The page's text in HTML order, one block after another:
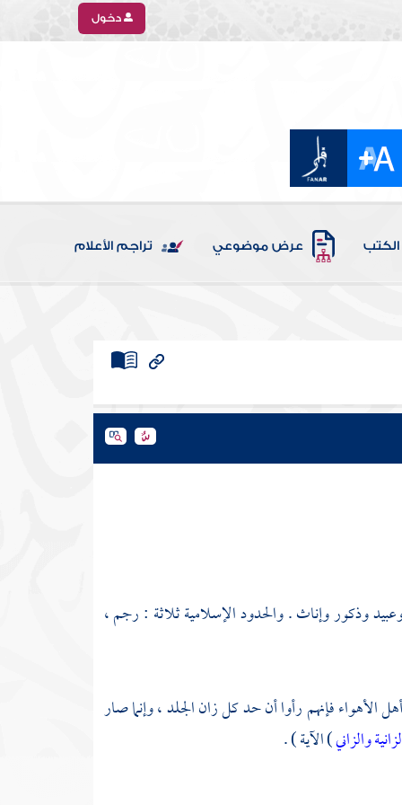
دخول
الكتب عرض موضوعي تراجم الأعلام
وذكور وإناث . والحدود الإسلامية ثلاثة : رجم ،
الأهواء فإنهم رأوا أن حد كل زان الجلد ، وإنما صار
والزاني) الآية ) .